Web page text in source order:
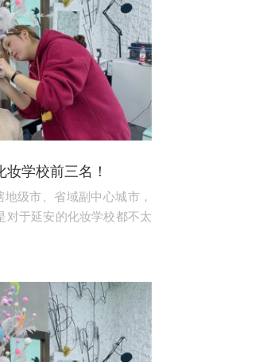
学校前三名！
级市、省域副中心城市，
对于延安的化妆学校都不太